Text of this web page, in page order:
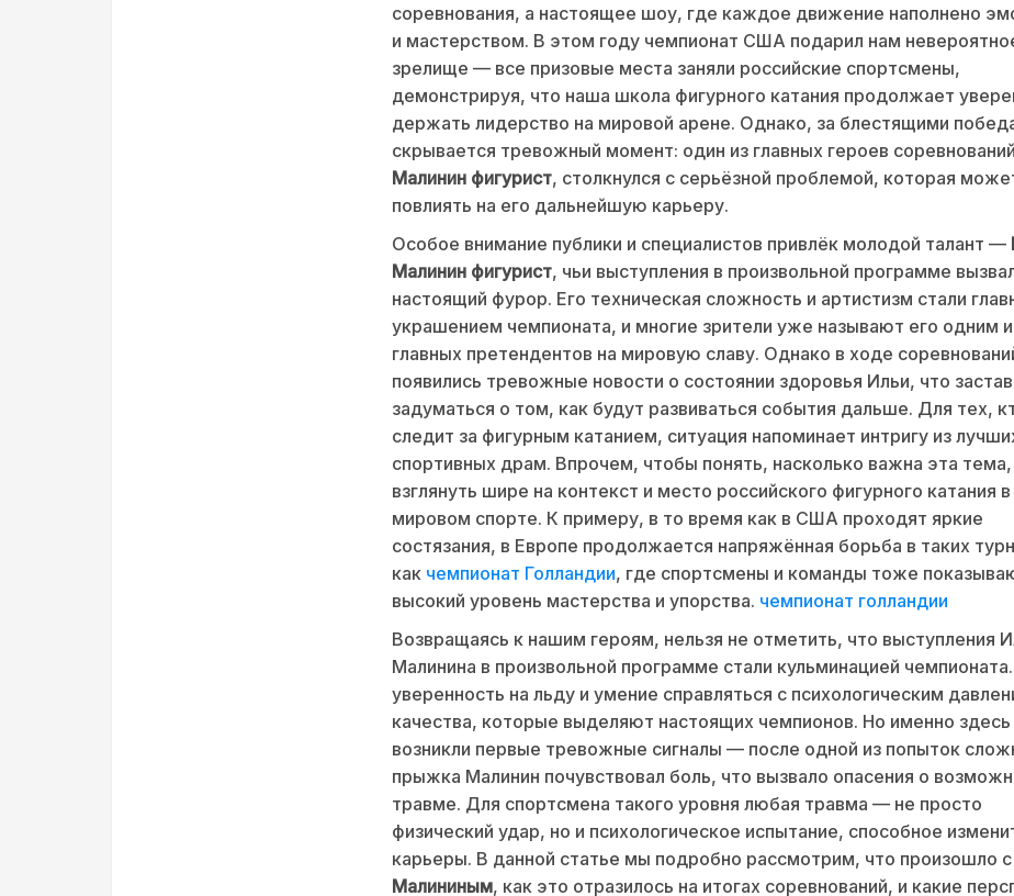
соревнования, а настоящее шоу, где каждое движение наполнено
и мастерством. В этом году чемпионат США подарил нам
зрелище — все призовые места заняли российские спортсмены,
демонстрируя, что наша школа фигурного катания продолжает
держать лидерство на мировой арене. Однако, за блестящими
скрывается тревожный момент: один из главных героев
Малинин фигурист, столкнулся с серьёзной проблемой, которая
повлиять на его дальнейшую карьеру.
Особое внимание публики и специалистов привлёк молодой талант —
Малинин фигурист, чьи выступления в произвольной программе
настоящий фурор. Его техническая сложность и артистизм стали
украшением чемпионата, и многие зрители уже называют его одним
главных претендентов на мировую славу. Однако в ходе
появились тревожные новости о состоянии здоровья Ильи, что
задуматься о том, как будут развиваться события дальше. Для тех,
следит за фигурным катанием, ситуация напоминает интригу из
спортивных драм. Впрочем, чтобы понять, насколько важна эта тема,
взглянуть шире на контекст и место российского фигурного катания в
мировом спорте. К примеру, в то время как в США проходят яркие
состязания, в Европе продолжается напряжённая борьба в таких
как чемпионат Голландии, где спортсмены и команды тоже
высокий уровень мастерства и упорства. чемпионат голландии
Возвращаясь к нашим героям, нельзя не отметить, что выступления
Малинина в произвольной программе стали кульминацией
уверенность на льду и умение справляться с психологическим
качества, которые выделяют настоящих чемпионов. Но именно здесь
возникли первые тревожные сигналы — после одной из попыток
прыжка Малинин почувствовал боль, что вызвало опасения о
травме. Для спортсмена такого уровня любая травма — не просто
физический удар, но и психологическое испытание, способное
карьеры. В данной статье мы подробно рассмотрим, что произошло с
Малининым, как это отразилось на итогах соревнований, и какие